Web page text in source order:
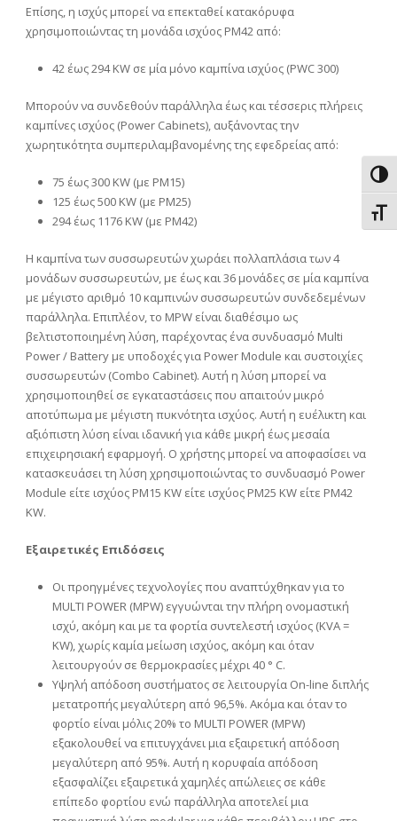
Επίσης, η ισχύς μπορεί να επεκταθεί κατακόρυφα
χρησιμοποιώντας τη μονάδα ισχύος PM42 από:
42 έως 294 KW σε μία μόνο καμπίνα ισχύος (PWC 300)
Μπορούν να συνδεθούν παράλληλα έως και τέσσερις πλήρεις
καμπίνες ισχύος (Power Cabinets), αυξάνοντας την
χωρητικότητα συμπεριλαμβανομένης της εφεδρείας από:
75 έως 300 KW (με PM15)
125 έως 500 KW (με PM25)
294 έως 1176 KW (με PM42)
Η καμπίνα των συσσωρευτών χωράει πολλαπλάσια των 4
μονάδων συσσωρευτών, με έως και 36 μονάδες σε μία καμπίνα
με μέγιστο αριθμό 10 καμπινών συσσωρευτών συνδεδεμένων
παράλληλα. Επιπλέον, το MPW είναι διαθέσιμο ως
βελτιστοποιημένη λύση, παρέχοντας ένα συνδυασμό Multi
Power / Battery με υποδοχές για Power Module και συστοιχίες
συσσωρευτών (Combo Cabinet). Αυτή η λύση μπορεί να
χρησιμοποιηθεί σε εγκαταστάσεις που απαιτούν μικρό
αποτύπωμα με μέγιστη πυκνότητα ισχύος. Αυτή η ευέλικτη και
αξιόπιστη λύση είναι ιδανική για κάθε μικρή έως μεσαία
επιχειρησιακή εφαρμογή. Ο χρήστης μπορεί να αποφασίσει να
κατασκευάσει τη λύση χρησιμοποιώντας το συνδυασμό Power
Module είτε ισχύος PM15 KW είτε ισχύος PM25 KW είτε PM42
KW.
Εξαιρετικές Επιδόσεις
Οι προηγμένες τεχνολογίες που αναπτύχθηκαν για το
MULTI POWER (MPW) εγγυώνται την πλήρη ονομαστική
ισχύ, ακόμη και με τα φορτία συντελεστή ισχύος (KVA =
KW), χωρίς καμία μείωση ισχύος, ακόμη και όταν
λειτουργούν σε θερμοκρασίες μέχρι 40 ° C.
Υψηλή απόδοση συστήματος σε λειτουργία On-line διπλής
μετατροπής μεγαλύτερη από 96,5%. Ακόμα και όταν το
φορτίο είναι μόλις 20% το MULTI POWER (MPW)
εξακολουθεί να επιτυγχάνει μια εξαιρετική απόδοση
μεγαλύτερη από 95%. Αυτή η κορυφαία απόδοση
εξασφαλίζει εξαιρετικά χαμηλές απώλειες σε κάθε
επίπεδο φορτίου ενώ παράλληλα αποτελεί μια